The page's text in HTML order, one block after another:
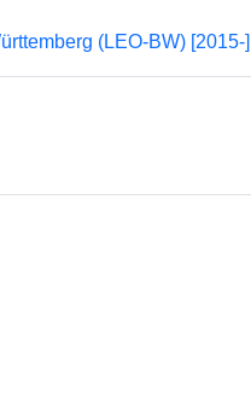
(LEO-BW) [2015-]